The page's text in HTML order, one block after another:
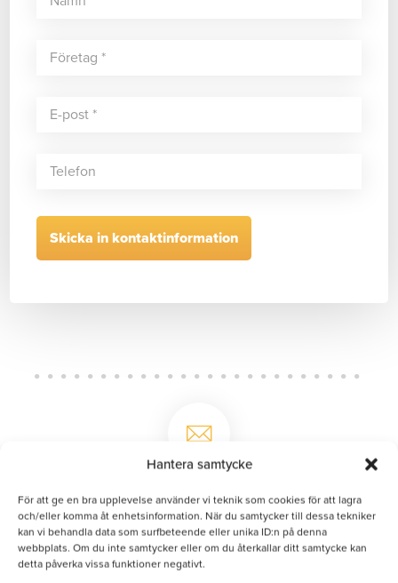
Hantera samtycke
För att ge en bra upplevelse använder vi teknik som cookies för att lagra
och/eller komma åt enhetsinformation. När du samtycker till dessa tekniker
kan vi behandla data som surfbeteende eller unika ID:n på denna
webbplats. Om du inte samtycker eller om du återkallar ditt samtycke kan
detta påverka vissa funktioner negativt.
info@debearings.se